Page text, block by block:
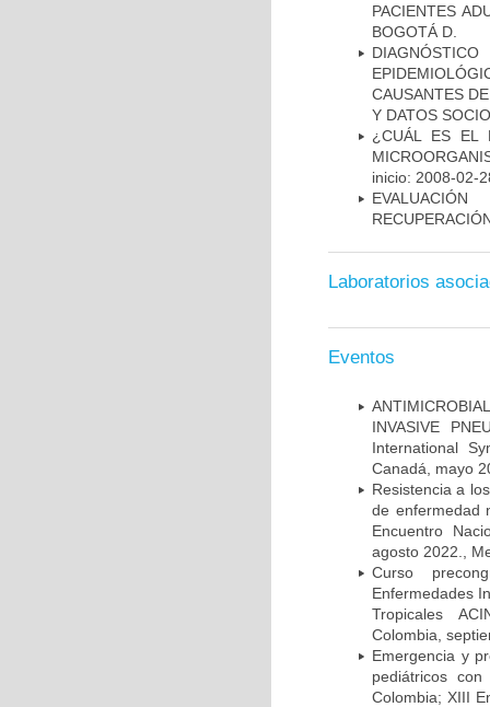
PACIENTES
BOGOTÁ D.
CAUSANTES
Y DATOS
¿CUÁL ES EL
inicio: 2008-02-
Laboratorios
Eventos
INVASIVE
International
Canadá, mayo
Resistencia a
de enfermedad
Encuentro
agosto 2022.,
Curso
Enfermedades
Tropicales
Colombia,
Emergencia y
pediátricos
Colombia; XIII